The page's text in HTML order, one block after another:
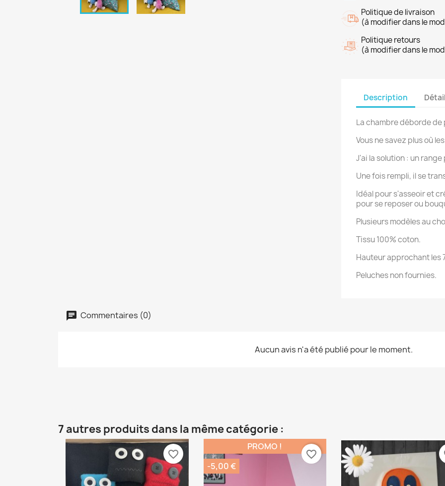
Politique de livraison
(à modifier dans le
Politique retours
(à modifier dans le
Description
La chambre déborde de
Vous ne savez plus où
J'ai la solution : un range
Une fois rempli, il se
Idéal pour s'asseoir et
pour se reposer ou
Plusieurs modèles au
Tissu 100% coton.
Hauteur approchant les
Peluches non fournies.
Commentaires (0)
Aucun avis n'a été publié pour le moment.
7 autres produits dans la même catégorie :
favorite_border
PROMO !
-5,00 €
favorite_border